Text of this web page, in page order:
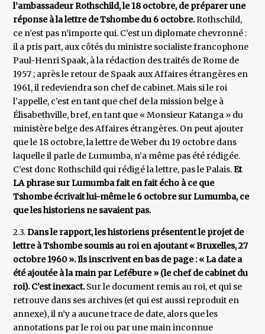
l’ambassadeur Rothschild, le 18 octobre, de préparer une
réponse à la lettre de Tshombe du 6 octobre.Rothschild,
ce n’est pas n’importe qui. C’est un diplomate chevronné :
il a pris part, aux côtés du ministre socialiste francophone
Paul-Henri Spaak, à la rédaction des traités de Rome de
1957 ; après le retour de Spaak aux Affaires étrangères en
1961, il redeviendra son chef de cabinet. Mais si le roi
l’appelle, c’est en tant que chef de la mission belge à
Élisabethville, bref, en tant que « Monsieur Katanga » du
ministère belge des Affaires étrangères. On peut ajouter
que le 18 octobre, la lettre de Weber du 19 octobre dans
laquelle il parle de Lumumba, n’a même pas été rédigée.
C’est donc Rothschild qui rédigé la lettre, pas le Palais.Et
LA phrase sur Lumumba fait en fait écho à ce que
Tshombe écrivait lui-même le 6 octobre sur Lumumba, ce
que les historiens ne savaient pas.
2.3.Dans le rapport, les historiens présentent le projet de
lettre à Tshombe soumis au roi en ajoutant « Bruxelles, 27
octobre 1960 ». Ils inscrivent en bas de page : « La date a
été ajoutée à la main par Lefébure » (le chef de cabinet du
roi). C’est inexact.Sur le document remis au roi, et qui se
retrouve dans ses archives (et qui est aussi reproduit en
annexe), il n’y a aucune trace de date, alors que les
annotations par le roi ou par une main inconnue